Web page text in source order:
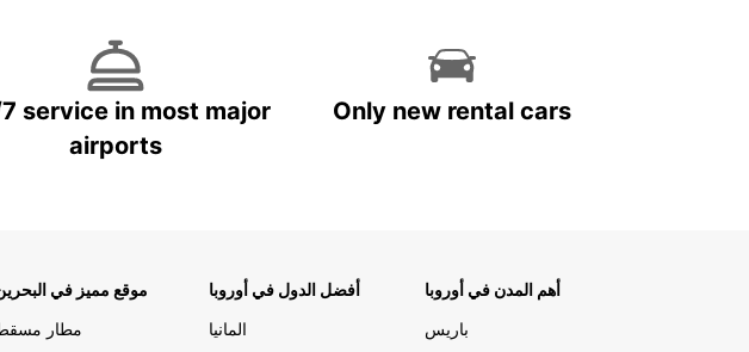
service in most major
airports
Only new rental cars
موقع مميز في
مطار
أفضل الدول في أوروبا
المانيا
أهم المدن في أوروبا
باريس